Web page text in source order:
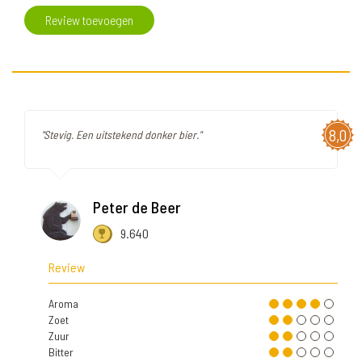
Review toevoegen
8,0
"Stevig. Een uitstekend donker bier."
Peter de Beer
9.640
Review
Aroma
Zoet
Zuur
Bitter